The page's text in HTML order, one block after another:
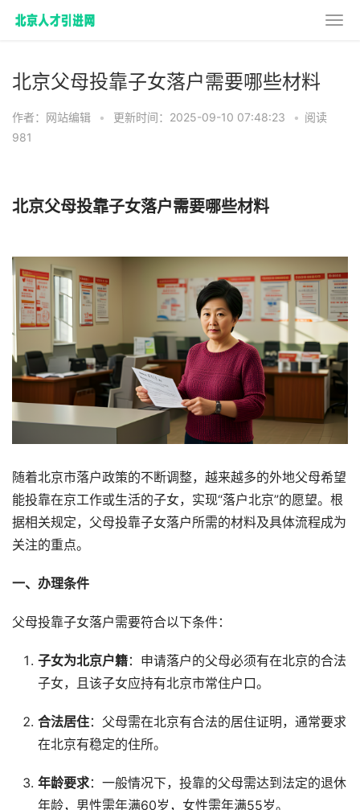
北京父母投靠子女落户需要哪些材料
作者：网站编辑 • 更新时间：2025-09-10 07:48:23 • 阅读
981
北京父母投靠子女落户需要哪些材料
随着北京市落户政策的不断调整，越来越多的外地父母希望
能投靠在京工作或生活的子女，实现“落户北京”的愿望。根
据相关规定，父母投靠子女落户所需的材料及具体流程成为
关注的重点。
一、办理条件
父母投靠子女落户需要符合以下条件：
子女为北京户籍：申请落户的父母必须有在北京的合法
子女，且该子女应持有北京市常住户口。
合法居住：父母需在北京有合法的居住证明，通常要求
在北京有稳定的住所。
年龄要求：一般情况下，投靠的父母需达到法定的退休
年龄，男性需年满60岁，女性需年满55岁。